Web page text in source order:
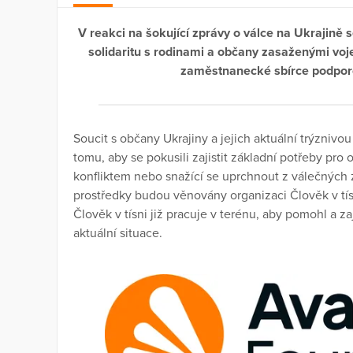
V reakci na šokující zprávy o válce na Ukrajině
solidaritu s rodinami a občany zasaženými
zaměstnanecké sbírce
Soucit s občany Ukrajiny a jejich aktuální
tomu, aby se pokusili zajistit základní potřeby pro
konfliktem nebo snažící se uprchnout z válečných
prostředky budou věnovány organizaci Člověk v
Člověk v tísni již pracuje v terénu, aby pomohl a
aktuální situace.